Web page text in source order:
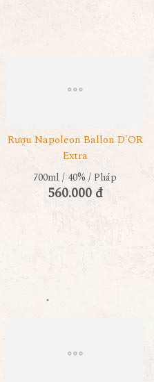
Rượu Napoleon Ballon D'OR
Extra
700ml / 40% / Pháp
560.000 đ